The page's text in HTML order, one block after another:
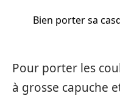
Bien porter sa
Pour porter les
à grosse capuche